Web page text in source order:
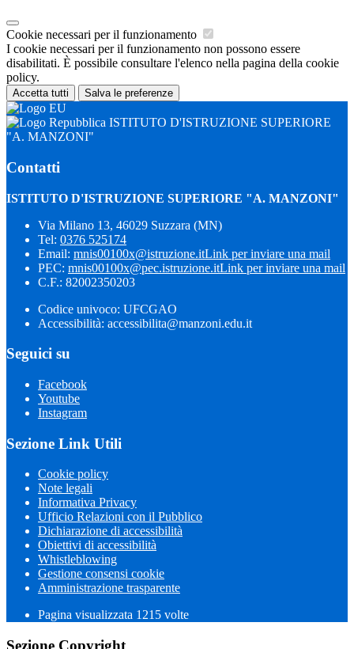
Cookie necessari per il funzionamento
I cookie necessari per il funzionamento non possono essere
disabilitati. È possibile consultare l'elenco nella pagina della cookie
policy.
Accetta tutti Salva le preferenze
ISTITUTO D'ISTRUZIONE SUPERIORE
"A. MANZONI"
Contatti
ISTITUTO D'ISTRUZIONE SUPERIORE "A. MANZONI"
Via Milano 13, 46029 Suzzara (MN)
Tel: 0376 525174
Email: mnis00100x@istruzione.itLink per inviare una mail
PEC: mnis00100x@pec.istruzione.itLink per inviare una mail
C.F.: 82002350203
Codice univoco: UFCGAO
Accessibilità: accessibilita@manzoni.edu.it
Seguici su
Facebook
Youtube
Instagram
Sezione Link Utili
Cookie policy
Note legali
Informativa Privacy
Ufficio Relazioni con il Pubblico
Dichiarazione di accessibilità
Obiettivi di accessibilità
Whistleblowing
Gestione consensi cookie
Amministrazione trasparente
Pagina visualizzata 1215 volte
Sezione Copyright